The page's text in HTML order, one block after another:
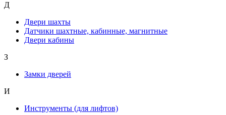
Д
Двери шахты
Датчики шахтные, кабинные, магнитные
Двери кабины
З
Замки дверей
И
Инструменты (для лифтов)